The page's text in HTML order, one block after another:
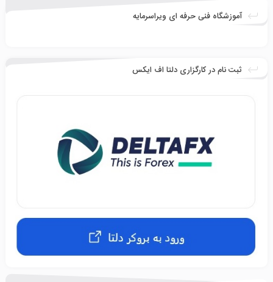
آموزشگاه فنی حرفه ای ویراسرمایه
ثبت نام در کارگزاری دلتا اف ایکس